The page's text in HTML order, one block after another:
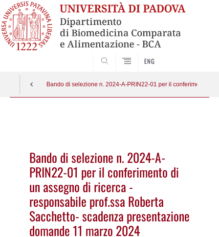
ENG
Bando di selezione n. 2024-A-PRIN22-01 per il conferimento di
Bando di selezione n. 2024-A-
PRIN22-01 per il conferimento di
un assegno di ricerca -
responsabile prof.ssa Roberta
Sacchetto- scadenza presentazione
domande 11 marzo 2024